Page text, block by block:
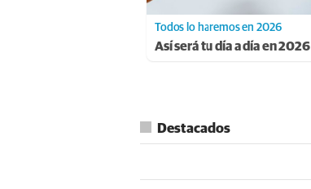
Todos lo haremos en 2026
Así será tu día a día en 2026
Destacados